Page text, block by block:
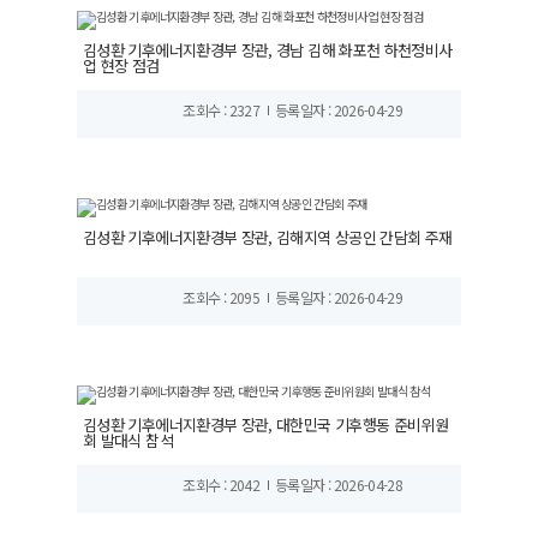
김성환 기후에너지환경부 장관, 경남 김해 화포천 하천정비사
업 현장 점검
조회수 : 2327 등록일자 : 2026-04-29
김성환 기후에너지환경부 장관, 김해지역 상공인 간담회 주재
조회수 : 2095 등록일자 : 2026-04-29
김성환 기후에너지환경부 장관, 대한민국 기후행동 준비위원
회 발대식 참석
조회수 : 2042 등록일자 : 2026-04-28